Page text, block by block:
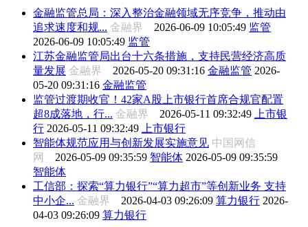
金融监管总局：深入整治金融领域无序竞争，推动由
追求速度和规... 金融界 2026-06-09 10:05:49 监管
2026-06-09 10:05:49 监管
江苏金融监管局出台十六条措施，支持民营经济高质
量发展 金融界 2026-05-20 09:31:16 金融监管 2026-
05-20 09:31:16 金融监管
监管过渡期收官！42家A股上市银行首席合规官配置
超8成落地，行... 金融界 2026-05-11 09:32:49
上市银
行 2026-05-11 09:32:49
上市银行
智能体规范应用与创新发展实施意见 中国网信
网 2026-05-09 09:35:59 智能体 2026-05-09 09:35:59
智能体
工信部：探索“算力银行”“算力超市”等创新业务 支持
中小企... 金融界 2026-04-03 09:26:09 算力银行 2026-
04-03 09:26:09 算力银行